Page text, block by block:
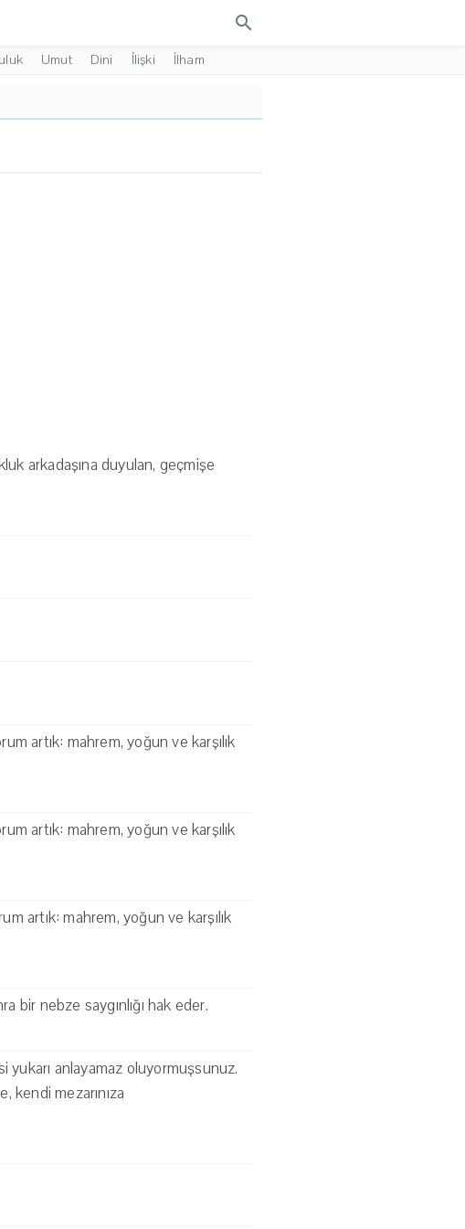
search
Umut Dini İlişki İlham
arkadaşına duyulan, geçmişe
artık: mahrem, yoğun ve karşılık
artık: mahrem, yoğun ve karşılık
artık: mahrem, yoğun ve karşılık
bir nebze saygınlığı hak eder.
yukarı anlayamaz oluyormuşsunuz.
kendi mezarınıza